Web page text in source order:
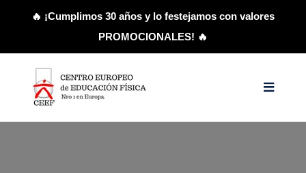
🔥 ¡Cumplimos 30 años y lo festejamos con valores
PROMOCIONALES! 🔥